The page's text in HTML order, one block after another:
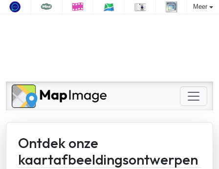
Meer
Ontdek onze
kaartafbeeldingsontwerpen